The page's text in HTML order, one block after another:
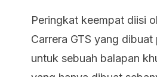
Peringkat keempat diisi
Carrera GTS yang dibuat
untuk sebuah balapan